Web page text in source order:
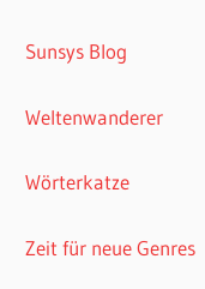
Sunsys Blog
Weltenwanderer
Wörterkatze
Zeit für neue Genres